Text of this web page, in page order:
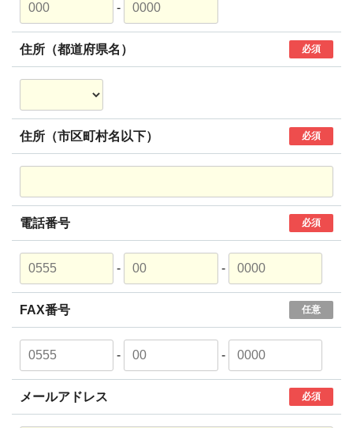
-
住所（都道府県名） 必須
住所（市区町村名以下） 必須
電話番号 必須
- -
FAX番号 任意
- -
メールアドレス 必須